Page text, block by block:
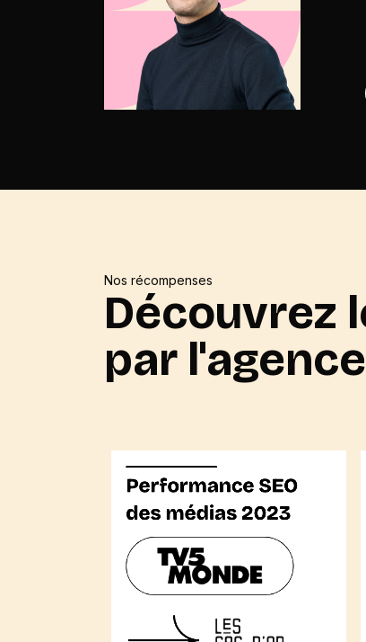
Nos récompenses
Découvrez
par l'agence